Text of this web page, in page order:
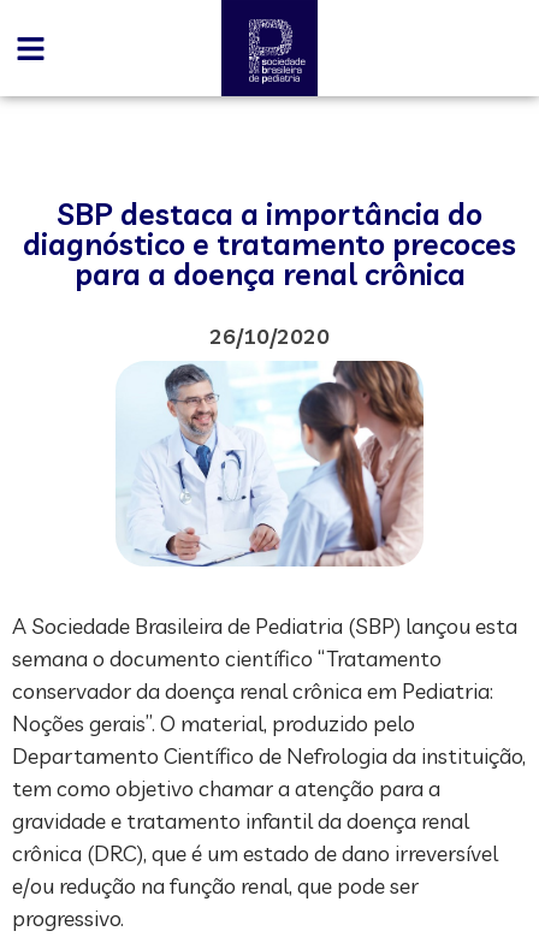
SBP destaca a importância do
diagnóstico e tratamento precoces
para a doença renal crônica
26/10/2020
A Sociedade Brasileira de Pediatria (SBP) lançou esta
semana o documento científico “Tratamento
conservador da doença renal crônica em Pediatria:
Noções gerais”. O material, produzido pelo
Departamento Científico de Nefrologia da instituição,
tem como objetivo chamar a atenção para a
gravidade e tratamento infantil da doença renal
crônica (DRC), que é um estado de dano irreversível
e/ou redução na função renal, que pode ser
progressivo.